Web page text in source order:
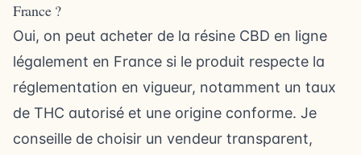
France ?
Oui, on peut acheter de la résine CBD en ligne
légalement en France si le produit respecte la
réglementation en vigueur, notamment un taux
de THC autorisé et une origine conforme. Je
conseille de choisir un vendeur transparent,